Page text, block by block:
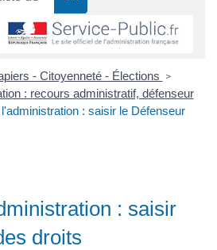
- Citoyenneté - Élections >
: recours administratif, défenseur
: saisir le Défenseur
: saisir
droits